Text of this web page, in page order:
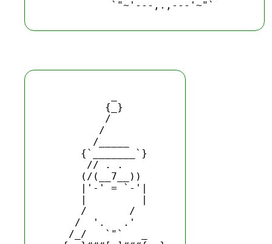
          {_}
          /
         /
        /_____
      {`_______`}
       // . .
      (/(__7__))
      |'-' = `-'|
      |         |
      /       /
     /  '.   .'
    /_/   `"`   _